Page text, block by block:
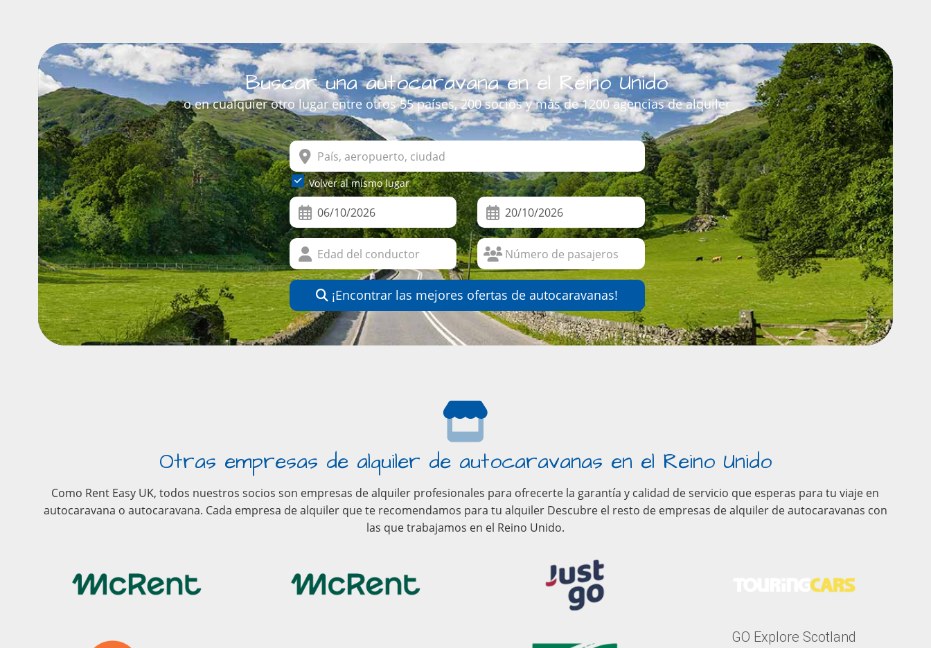
Buscar una autocaravana en el Reino Unido
o en cualquier otro lugar entre otros 55 países, 200 socios y más de 1200 agencias de alquiler
Volver al mismo lugar
¡Encontrar las mejores ofertas de autocaravanas!
Otras empresas de alquiler de autocaravanas en el Reino Unido
Como Rent Easy UK, todos nuestros socios son empresas de alquiler profesionales para ofrecerte la garantía y calidad de servicio que esperas para tu viaje en
autocaravana o autocaravana. Cada empresa de alquiler que te recomendamos para tu alquiler Descubre el resto de empresas de alquiler de autocaravanas con
las que trabajamos en el Reino Unido.
GO Explore Scotland